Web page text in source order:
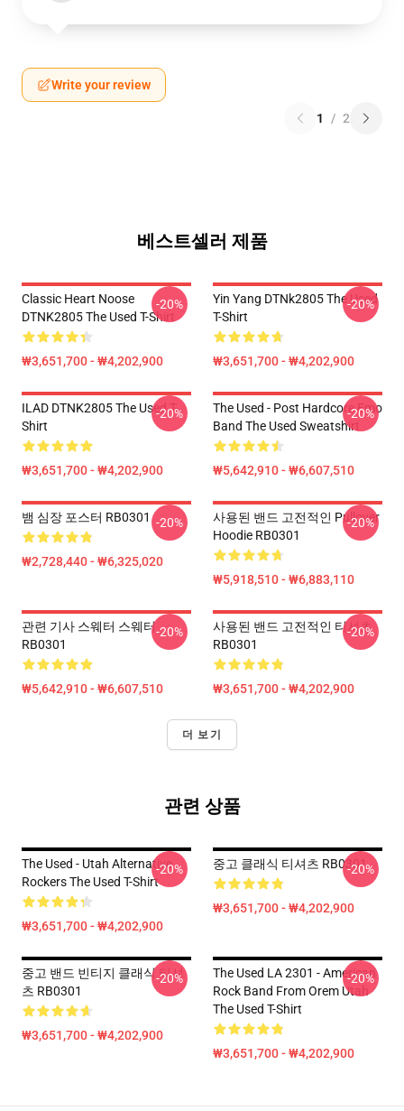
Write your review
1 / 2
베스트셀러 제품
Classic Heart Noose
DTNK2805 The Used T-Shirt
₩3,651,700 - ₩4,202,900
-20%
Yin Yang DTNk2805 The Used
T-Shirt
₩3,651,700 - ₩4,202,900
-20%
ILAD DTNK2805 The Used T-
Shirt
₩3,651,700 - ₩4,202,900
-20%
The Used - Post Hardcore Emo
Band The Used Sweatshirt
₩5,642,910 - ₩6,607,510
-20%
뱀 심장 포스터 RB0301
₩2,728,440 - ₩6,325,020
-20%
사용된 밴드 고전적인 Pullover
Hoodie RB0301
₩5,918,510 - ₩6,883,110
-20%
관련 기사 스웨터 스웨터
RB0301
₩5,642,910 - ₩6,607,510
-20%
사용된 밴드 고전적인 티셔츠
RB0301
₩3,651,700 - ₩4,202,900
-20%
더 보기
관련 상품
The Used - Utah Alternative
Rockers The Used T-Shirt
₩3,651,700 - ₩4,202,900
-20% 중고 클래식 티셔츠 RB0301
₩3,651,700 - ₩4,202,900
-20%
중고 밴드 빈티지 클래식 티셔
츠 RB0301
₩3,651,700 - ₩4,202,900
-20%
The Used LA 2301 - American
Rock Band From Orem Utah
The Used T-Shirt
₩3,651,700 - ₩4,202,900
-20%